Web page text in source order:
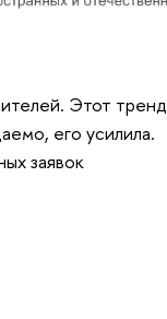
Этот тренд
его усилила.
заявок